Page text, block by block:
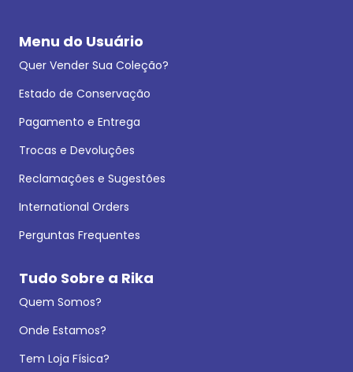
Menu do Usuário
Quer Vender Sua Coleção?
Estado de Conservação
Pagamento e Entrega
Trocas e Devoluções
Reclamações e Sugestões
International Orders
Perguntas Frequentes
Tudo Sobre a Rika
Quem Somos?
Onde Estamos?
Tem Loja Física?